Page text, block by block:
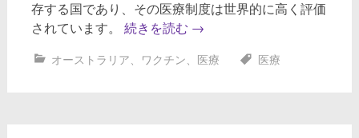
存する国であり、その医療制度は世界的に高く評価
されています。 続きを読む →
オーストラリア、 ワクチン、 医療 医療